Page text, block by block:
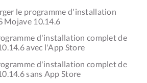
le programme d'installation
Mojave 10.14.6
d'installation complet de
avec l'App Store
d'installation complet de
sans App Store